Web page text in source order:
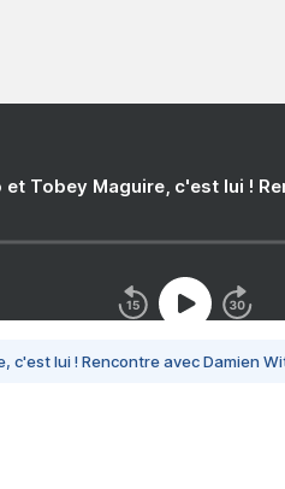
et Tobey Maguire, c'est lui !
c'est lui ! Rencontre avec Damien